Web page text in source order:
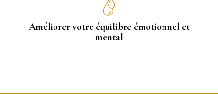
Améliorer votre équilibre émotionnel et
mental